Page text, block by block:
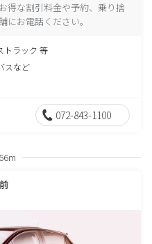
得な割引料金や予約、乗り捨
お電話ください。
トラック 等
スなど
072-843-1100